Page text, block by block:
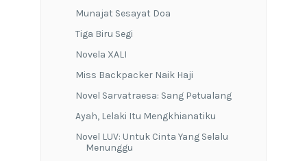
Munajat Sesayat Doa
Tiga Biru Segi
Novela XALI
Miss Backpacker Naik Haji
Novel Sarvatraesa: Sang Petualang
Ayah, Lelaki Itu Mengkhianatiku
Novel LUV: Untuk Cinta Yang Selalu
Menunggu